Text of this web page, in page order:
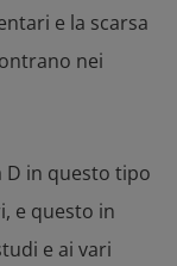
e la scarsa
nei
D in questo tipo
e questo in
e ai vari